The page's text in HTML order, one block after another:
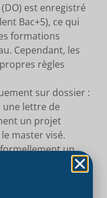
est enregistré
Bac+5), ce qui
formations
Cependant, les
règles
sur dossier :
lettre de
un projet
master visé.
un
filière. Dans ce cas,